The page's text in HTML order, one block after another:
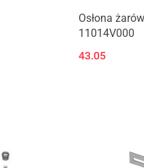
Osłona
11014V000
43.05